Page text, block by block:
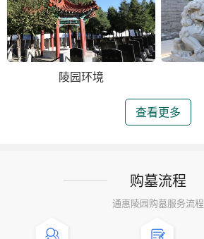
陵园环境
查看更多
购墓流程
通惠陵园购墓服务流程